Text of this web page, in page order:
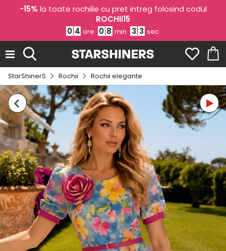
-15% la toate rochiile cu pret intreg folosind codul
ROCHII15
0 4 ore 0 8 min 3 2 sec
StarShinerS Rochii Rochii elegante